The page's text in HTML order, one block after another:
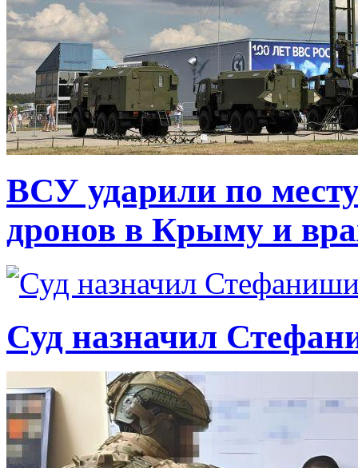
ВСУ ударили по
дронов в Крыму и
Суд назначил